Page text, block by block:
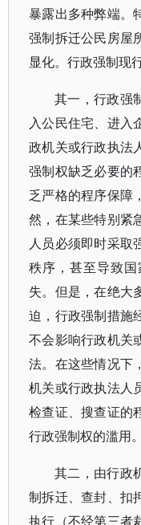
暴露出多种弊端。
强制拆迁公民房屋
显化。行政强制现
其一，行政强
入公民住宅、进入
政机关或行政执法
强制权缺乏必要的
乏严格的程序保障
然，在某些特别紧
人员必须即时采取
秩序，甚至导致
失。但是，在绝大
迫，行政强制措施
不会影响行政机关
法。在这些情况下
机关或行政执法人
检查证、搜查证的
行政强制权的滥用。
其二，由行政
制拆迁、查封、扣
执行（不经第三者